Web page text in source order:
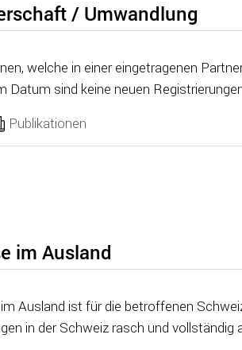
/ Umwandlung
welche in einer eingetragenen
Datum sind keine neuen
Publikationen
im Ausland
Ausland ist für die betroffenen
in der Schweiz rasch und vollständig